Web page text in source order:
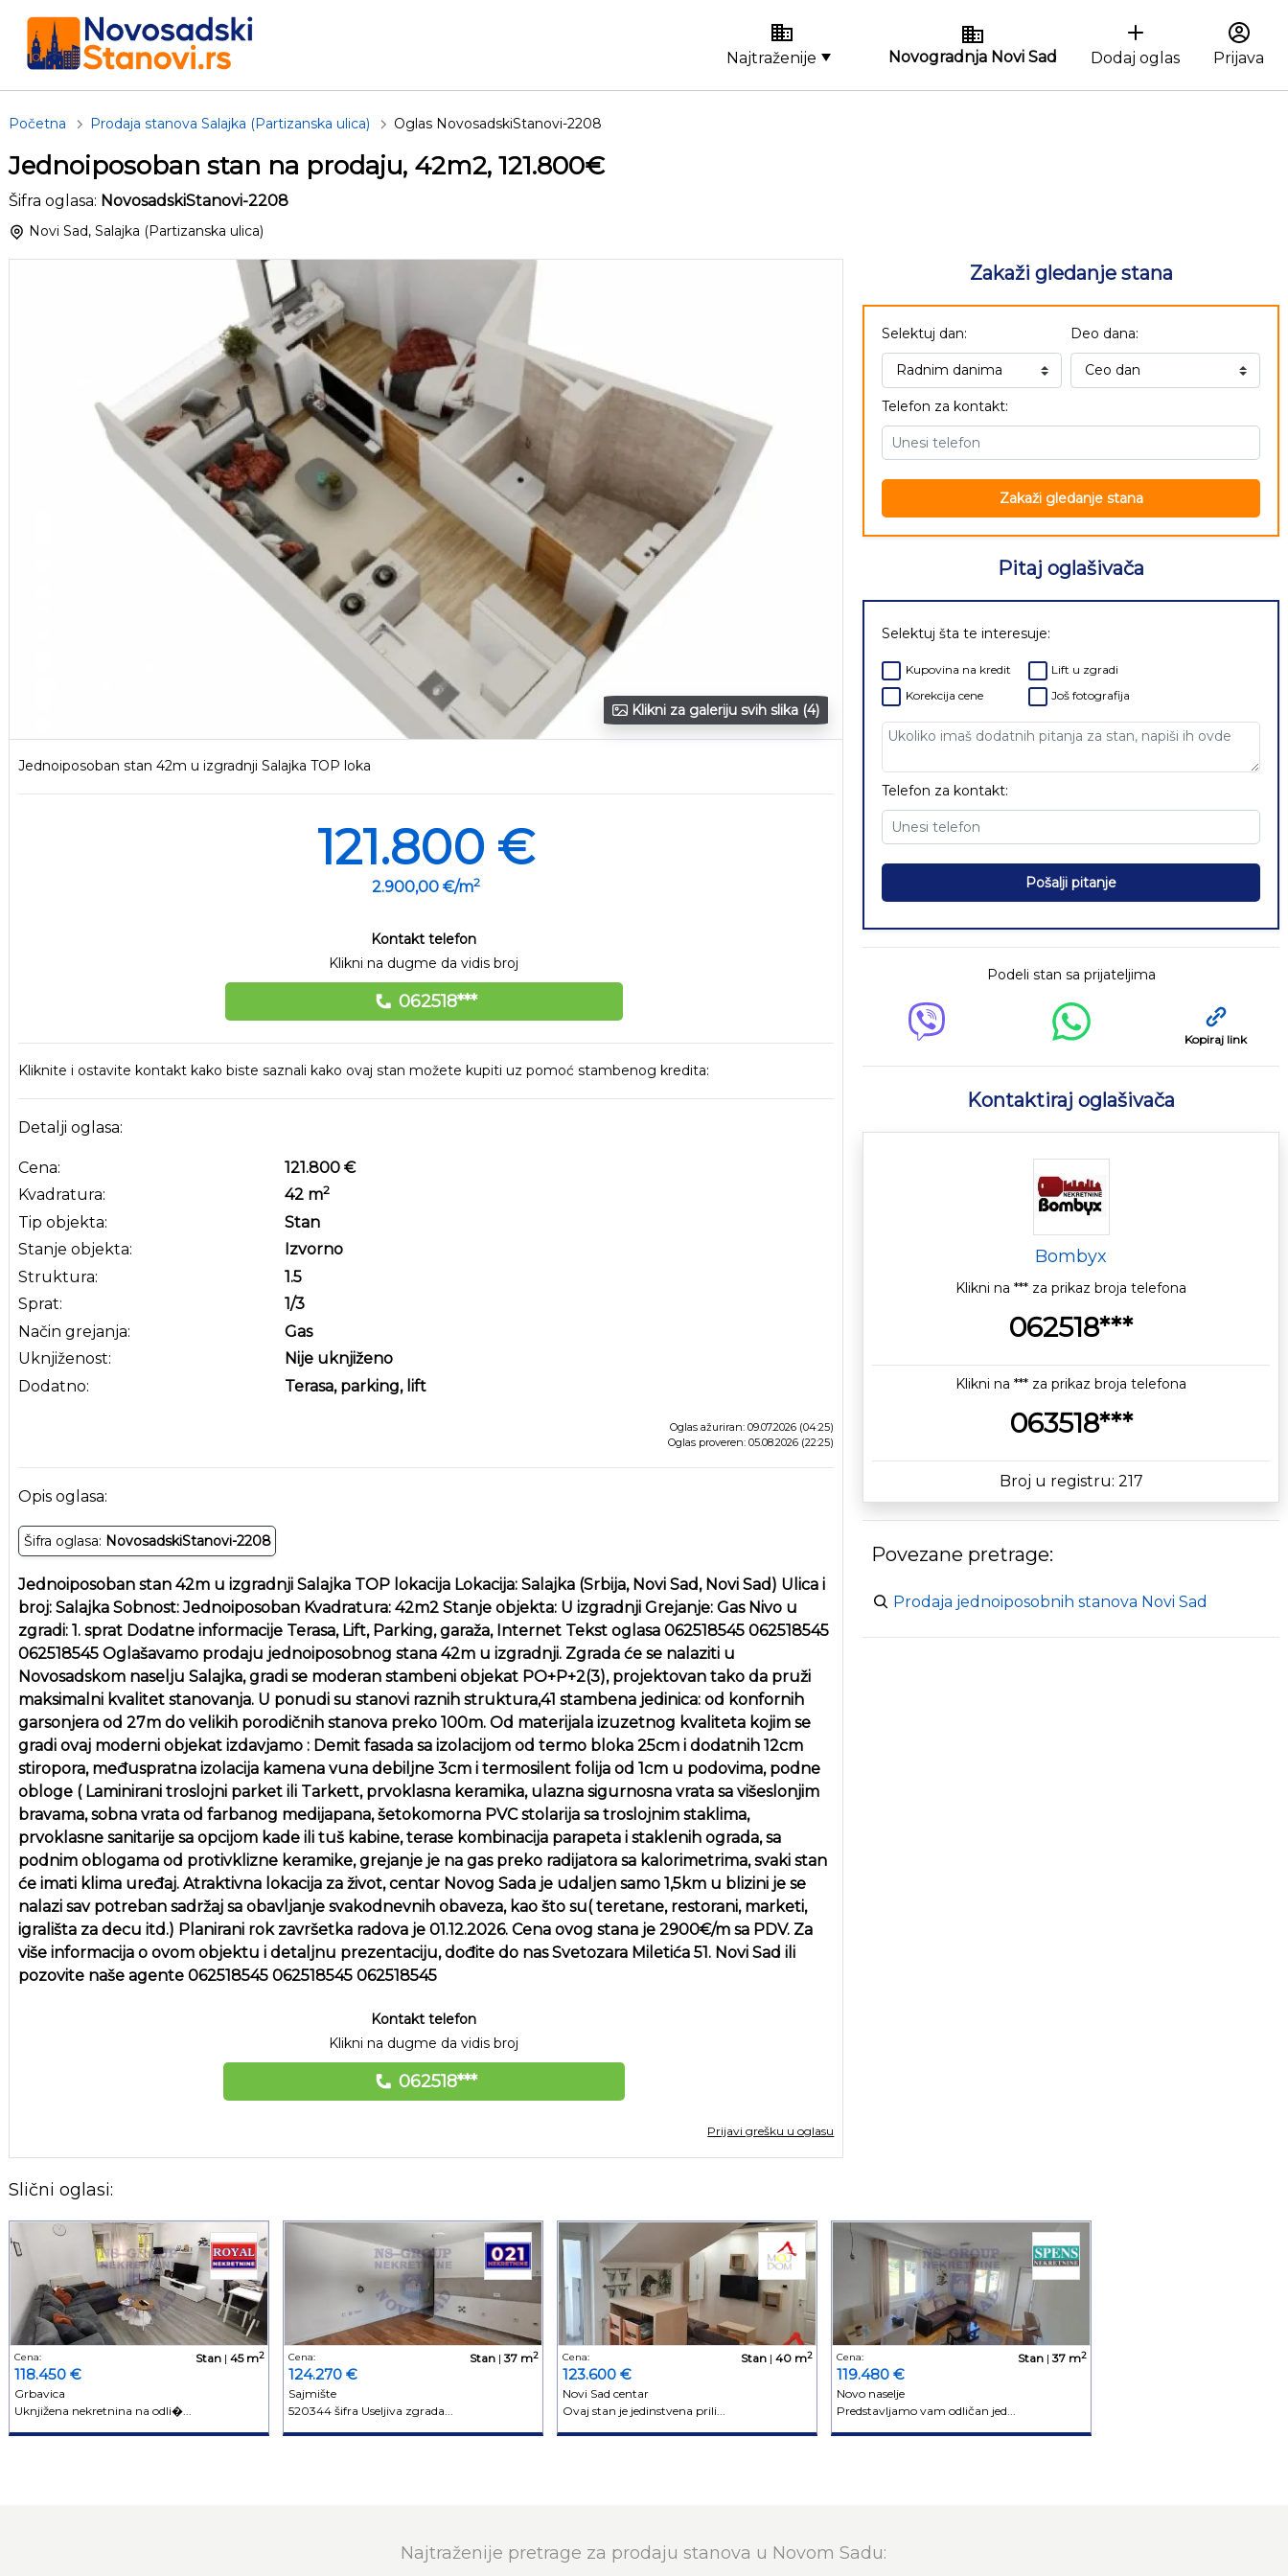
Najtraženije Novogradnja Novi Sad Dodaj oglas Prijava
Početna Prodaja stanova Salajka (Partizanska ulica) Oglas NovosadskiStanovi-2208
Jednoiposoban stan na prodaju, 42m2, 121.800€
Šifra oglasa: NovosadskiStanovi-2208
Novi Sad, Salajka (Partizanska ulica)
Klikni za galeriju svih slika (4)
Jednoiposoban stan 42m u izgradnji Salajka TOP loka
121.800 €
2.900,00 €/m2
Kontakt telefon
Klikni na dugme da vidis broj
062518***
Kliknite i ostavite kontakt kako biste saznali kako ovaj stan možete kupiti uz pomoć stambenog kredita:
Detalji oglasa:
Cena:
Kvadratura:
Tip objekta:
Stanje objekta:
Struktura:
Sprat:
Način grejanja:
Uknjiženost:
Dodatno:
121.800 €
42m2
Stan
Izvorno
1.5
1/3
Gas
Nije uknjiženo
Terasa, parking, lift
Oglas ažuriran: 09.07.2026 (04:25)
Oglas proveren: 05.08.2026 (22:25)
Opis oglasa:
Šifra oglasa: NovosadskiStanovi-2208
Jednoiposoban stan 42m u izgradnji Salajka TOP lokacija Lokacija: Salajka (Srbija, Novi Sad, Novi Sad) Ulica i
broj: Salajka Sobnost: Jednoiposoban Kvadratura: 42m2 Stanje objekta: U izgradnji Grejanje: Gas Nivo u
zgradi: 1. sprat Dodatne informacije Terasa, Lift, Parking, garaža, Internet Tekst oglasa 062518545 062518545
062518545 Oglašavamo prodaju jednoiposobnog stana 42m u izgradnji. Zgrada će se nalaziti u
Novosadskom naselju Salajka, gradi se moderan stambeni objekat PO+P+2(3), projektovan tako da pruži
maksimalni kvalitet stanovanja. U ponudi su stanovi raznih struktura,41 stambena jedinica: od konfornih
garsonjera od 27m do velikih porodičnih stanova preko 100m. Od materijala izuzetnog kvaliteta kojim se
gradi ovaj moderni objekat izdavjamo : Demit fasada sa izolacijom od termo bloka 25cm i dodatnih 12cm
stiropora, međuspratna izolacija kamena vuna debiljne 3cm i termosilent folija od 1cm u podovima, podne
obloge ( Laminirani troslojni parket ili Tarkett, prvoklasna keramika, ulazna sigurnosna vrata sa višeslonjim
bravama, sobna vrata od farbanog medijapana, šetokomorna PVC stolarija sa troslojnim staklima,
prvoklasne sanitarije sa opcijom kade ili tuš kabine, terase kombinacija parapeta i staklenih ograda, sa
podnim oblogama od protivklizne keramike, grejanje je na gas preko radijatora sa kalorimetrima, svaki stan
će imati klima uređaj. Atraktivna lokacija za život, centar Novog Sada je udaljen samo 1,5km u blizini je se
nalazi sav potreban sadržaj sa obavljanje svakodnevnih obaveza, kao što su( teretane, restorani, marketi,
igrališta za decu itd.) Planirani rok završetka radova je 01.12.2026. Cena ovog stana je 2900€/m sa PDV. Za
više informacija o ovom objektu i detaljnu prezentaciju, dođite do nas Svetozara Miletića 51. Novi Sad ili
pozovite naše agente 062518545 062518545 062518545
Kontakt telefon
Klikni na dugme da vidis broj
062518***
Prijavi grešku u oglasu
Zakaži gledanje stana
Selektuj dan: Deo dana:
Telefon za kontakt:
Zakaži gledanje stana
Pitaj oglašivača
Selektuj šta te interesuje:
Kupovina na kredit
Korekcija cene
Lift u zgradi
Još fotografija
Telefon za kontakt:
Pošalji pitanje
Podeli stan sa prijateljima
Kopiraj link
Kontaktiraj oglašivača
Bombyx
Klikni na *** za prikaz broja telefona
062518***
Klikni na *** za prikaz broja telefona
063518***
Broj u registru: 217
Povezane pretrage:
Prodaja jednoiposobnih stanova Novi Sad
Slični oglasi:
Cena:
118.450 €
Stan| 45 m2
Grbavica
Uknjižena nekretnina na odli�...
Cena:
124.270 €
Stan|37 m2
Sajmište
520344 šifra Useljiva zgrada...
Cena:
123.600 €
Stan| 40 m2
Novi Sad centar
Ovaj stan je jedinstvena prili...
Cena:
119.480 €
Stan|37 m2
Novo naselje
Predstavljamo vam odličan jed...
Najtraženije pretrage za prodaju stanova u Novom Sadu: